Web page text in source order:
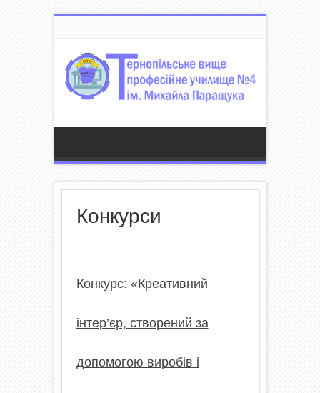
Конкурси
Конкурс: «Креативний
інтер’єр, створений за
допомогою виробів і